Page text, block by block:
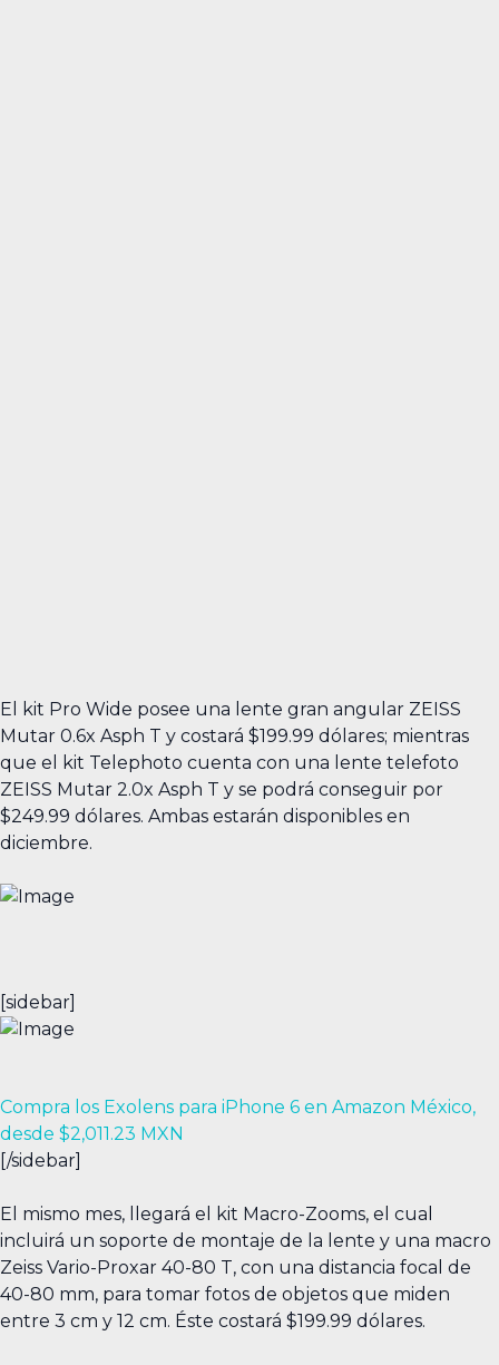
El kit Pro Wide posee una lente gran angular ZEISS
Mutar 0.6x Asph T y costará $199.99 dólares; mientras
que el kit Telephoto cuenta con una lente telefoto
ZEISS Mutar 2.0x Asph T y se podrá conseguir por
$249.99 dólares. Ambas estarán disponibles en
diciembre.
[sidebar]
Compra los Exolens para iPhone 6 en Amazon México,
desde $2,011.23 MXN
[/sidebar]
El mismo mes, llegará el kit Macro-Zooms, el cual
incluirá un soporte de montaje de la lente y una macro
Zeiss Vario-Proxar 40-80 T, con una distancia focal de
40-80 mm, para tomar fotos de objetos que miden
entre 3 cm y 12 cm. Éste costará $199.99 dólares.